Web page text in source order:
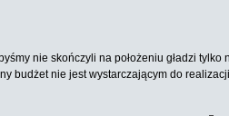
nie skończyli na położeniu gładzi
budżet nie jest wystarczającym do